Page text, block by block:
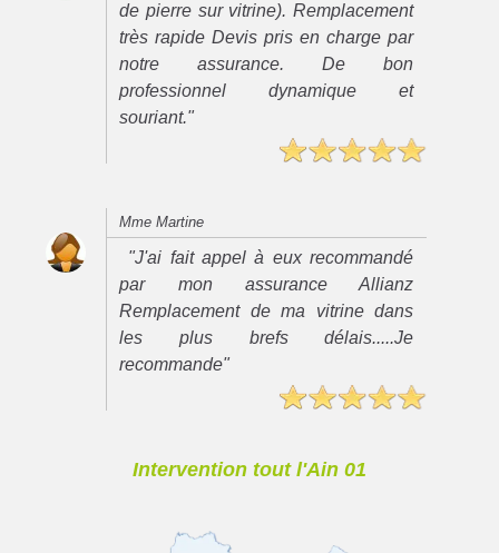
de pierre sur vitrine). Remplacement
très rapide Devis pris en charge par
notre assurance. De bon
professionnel dynamique et
souriant."
Mme Martine
"J'ai fait appel à eux recommandé
par mon assurance Allianz
Remplacement de ma vitrine dans
les plus brefs délais.....Je
recommande"
Intervention tout l'Ain 01